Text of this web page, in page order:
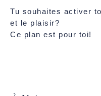
Tu souhaites activer
et le plaisir?
Ce plan est pour toi!